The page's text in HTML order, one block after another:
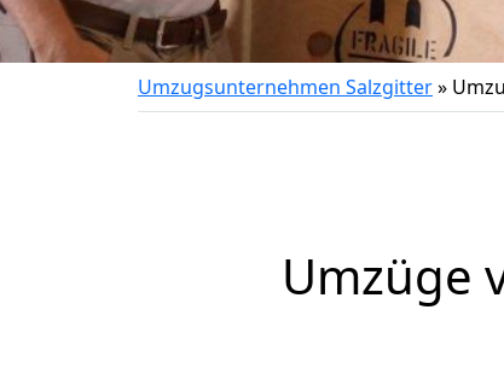
Umzugsunternehmen Salzgitter»
Umzüge